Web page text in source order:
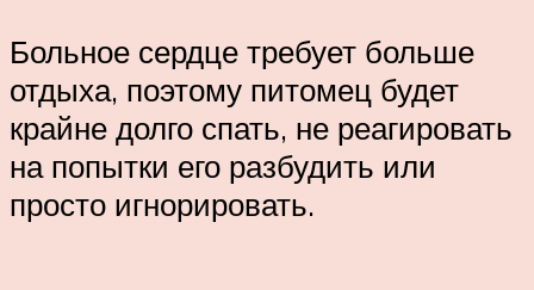
Больное сердце требует больше
отдыха, поэтому питомец будет
крайне долго спать, не реагировать
на попытки его разбудить или
просто игнорировать.